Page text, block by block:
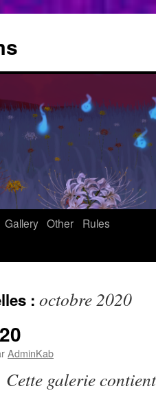
Gallery Other Rules
: octobre 2020
AdminKab
Cette galerie